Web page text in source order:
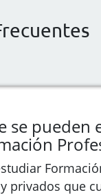
se pueden
privados que